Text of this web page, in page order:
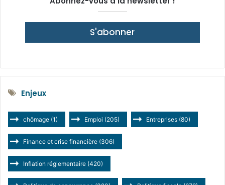
S'abonner
Enjeux
chômage (1) Emploi (205) Entreprises (80)
Finance et crise financière (306)
Inflation réglementaire (420)